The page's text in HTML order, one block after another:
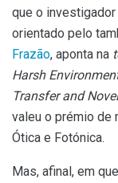
que o investigador
orientado pelo
Frazão, aponta na
Harsh
Transfer and
valeu o prémio de
Ótica e Fotónica.
Mas, afinal, em